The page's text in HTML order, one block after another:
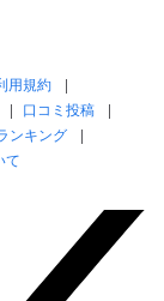
用規約
口コミ投稿
ンキング
て